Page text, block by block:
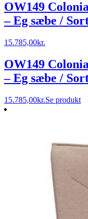
OW149
– Eg sæbe /
15.785,00kr.
OW149
– Eg sæbe /
15.785,00kr.Se produkt